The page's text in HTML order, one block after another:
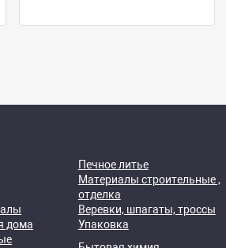
Печное литье
Материалы строительные ,
отделка
Веревки, шпагаты, троссы
дома Упаковка